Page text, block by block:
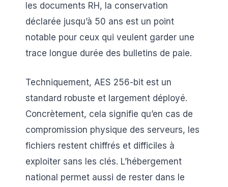
les documents RH, la conservation
déclarée jusqu’à 50 ans est un point
notable pour ceux qui veulent garder une
trace longue durée des bulletins de paie.
Techniquement, AES 256-bit est un
standard robuste et largement déployé.
Concrètement, cela signifie qu’en cas de
compromission physique des serveurs, les
fichiers restent chiffrés et difficiles à
exploiter sans les clés. L’hébergement
national permet aussi de rester dans le